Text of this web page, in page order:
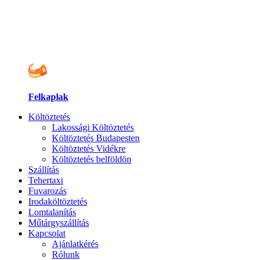
Felkaplak
Költöztetés
Lakossági Költöztetés
Költöztetés Budapesten
Költöztetés Vidékre
Költöztetés belföldön
Szállítás
Tehertaxi
Fuvarozás
Irodaköltöztetés
Lomtalanítás
Műtárgyszállítás
Kapcsolat
Ajánlatkérés
Rólunk